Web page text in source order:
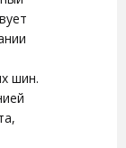
шин.